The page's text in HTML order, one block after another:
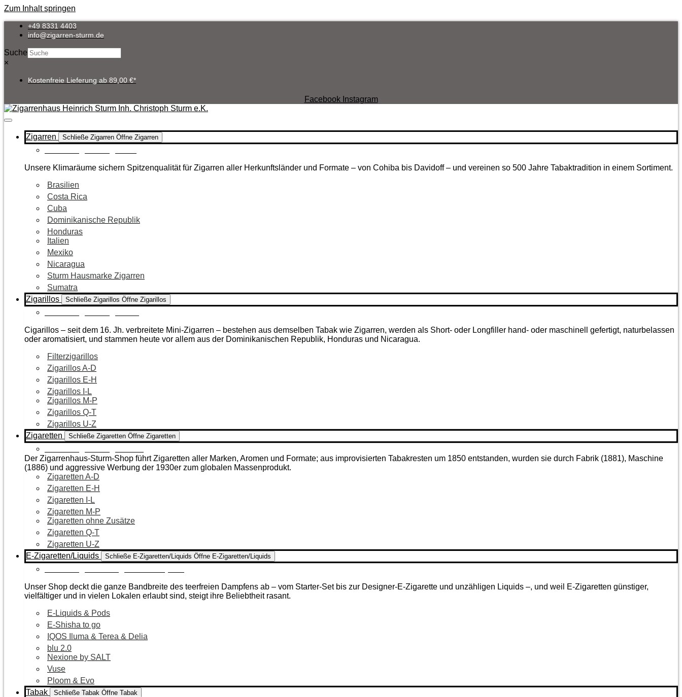
Zum Inhalt springen
+49 8331 4403
info@zigarren-sturm.de
Suche
×
Kostenfreie Lieferung ab 89,00 €*
Facebook Instagram
Zigarren Schließe Zigarren Öffne Zigarren
Unsere Klimaräume sichern Spitzenqualität für Zigarren aller Herkunftsländer und Formate – von Cohiba bis Davidoff – und vereinen so 500 Jahre Tabaktradition in einem Sortiment.
Brasilien
Costa Rica
Cuba
Dominikanische Republik
Honduras
Italien
Mexiko
Nicaragua
Sturm Hausmarke Zigarren
Sumatra
Zigarillos
Schließe Zigarillos Öffne Zigarillos
Cigarillos – seit dem 16. Jh. verbreitete Mini-Zigarren – bestehen aus demselben Tabak wie Zigarren, werden als Short- oder Longfiller hand- oder maschinell gefertigt, naturbelassen
oder aromatisiert, und stammen heute vor allem aus der Dominikanischen Republik, Honduras und Nicaragua.
Filterzigarillos
Zigarillos A-D
Zigarillos E-H
Zigarillos I-L
Zigarillos M-P
Zigarillos Q-T
Zigarillos U-Z
Zigaretten
Schließe Zigaretten Öffne Zigaretten
Der Zigarrenhaus-Sturm-Shop führt Zigaretten aller Marken, Aromen und Formate; aus improvisierten Tabakresten um 1850 entstanden, wurden sie durch Fabrik (1881), Maschine
(1886) und aggressive Werbung der 1930er zum globalen Massenprodukt.
Zigaretten A-D
Zigaretten E-H
Zigaretten I-L
Zigaretten M-P
Zigaretten ohne Zusätze
Zigaretten Q-T
Zigaretten U-Z
E-Zigaretten/Liquids
Schließe E-Zigaretten/Liquids Öffne E-Zigaretten/Liquids
Unser Shop deckt die ganze Bandbreite des teerfreien Dampfens ab – vom Starter-Set bis zur Designer-E-Zigarette und unzähligen Liquids –, und weil E-Zigaretten günstiger,
vielfältiger und in vielen Lokalen erlaubt sind, steigt ihre Beliebtheit rasant.
E-Liquids & Pods
E-Shisha to go
IQOS Iluma & Terea & Delia
blu 2.0
Nexione by SALT
Vuse
Ploom & Evo
Tabak
Schließe Tabak Öffne Tabak